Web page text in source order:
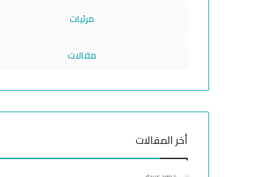
مرئيات
مقالات
أخر المقالات